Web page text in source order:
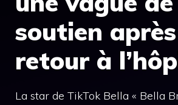
soutien
retour à
La star de TikTok Bella « Bella